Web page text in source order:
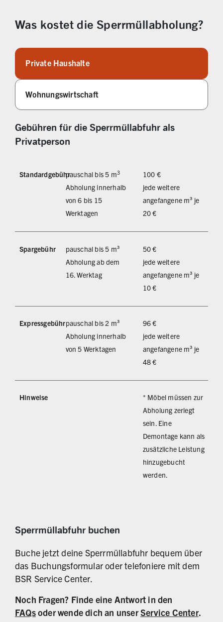
Was kostet die Sperrmüllabholung?
Private Haushalte
Wohnungswirtschaft
Gebühren für die Sperrmüllabfuhr als
Privatperson
Standardgebührpauschal bis 5 m3
Abholung innerhalb
von 6 bis 15
Werktagen
100 €
jede weitere
angefangene m³ je
20 €
Spargebühr
pauschal bis 5 m³
Abholung ab dem
16. Werktag
50 €
jede weitere
angefangene m³ je
10 €
Expressgebührpauschal bis 2 m³
Abholung innerhalb
von 5 Werktagen
96 €
jede weitere
angefangene m³ je
48 €
Hinweise
* Möbel müssen zur
Abholung zerlegt
sein. Eine
Demontage kann als
zusätzliche Leistung
hinzugebucht
werden.
Sperrmüllabfuhr buchen
Buche jetzt deine Sperrmüllabfuhr bequem über
das Buchungsformular oder telefoniere mit dem
BSR Service Center.
Noch Fragen? Finde eine Antwort in den
FAQsoder wende dich an unserService Center.